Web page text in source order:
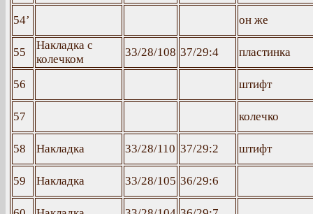
54’ он же
55
Накладка с
колечком
33/28/108 37/29:4 пластинка
56 штифт
57 колечко
58 Накладка 33/28/110 37/29:2 штифт
59 Накладка 33/28/105 36/29:6